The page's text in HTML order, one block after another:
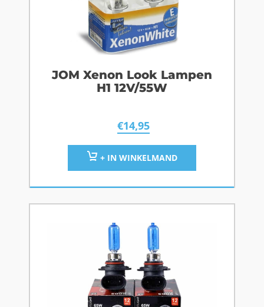
JOM Xenon Look Lampen
H1 12V/55W
€14,95
+ IN WINKELMAND